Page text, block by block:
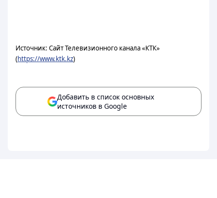
Источник: Сайт Телевизионного канала «КТК»
(https://www.ktk.kz)
Добавить в список основных
источников в Google